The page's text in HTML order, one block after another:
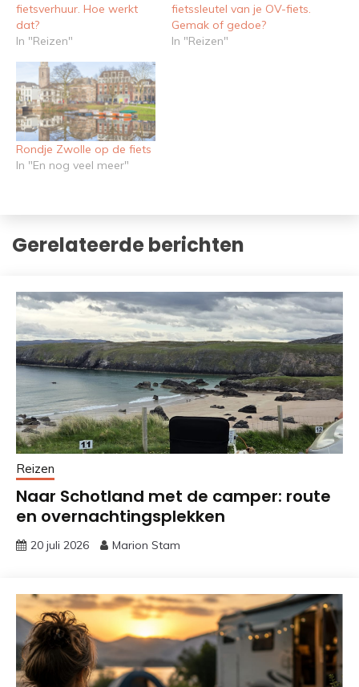
fietsverhuur. Hoe werkt
dat?
In "Reizen"
fietssleutel van je OV-fiets.
Gemak of gedoe?
In "Reizen"
Rondje Zwolle op de fiets
In "En nog veel meer"
Gerelateerde berichten
Reizen
Naar Schotland met de camper: route
en overnachtingsplekken
20 juli 2026 Marion Stam